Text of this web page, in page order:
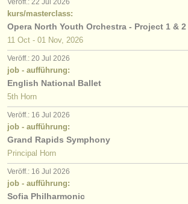
kurs/masterclass:
Opera North Youth Orchestra - Project 1 & 2
11 Oct - 01 Nov, 2026
Veröff.: 20 Jul 2026
job - aufführung:
English National Ballet
5th Horn
Veröff.: 16 Jul 2026
job - aufführung:
Grand Rapids Symphony
Principal Horn
Veröff.: 16 Jul 2026
job - aufführung:
Sofia Philharmonic